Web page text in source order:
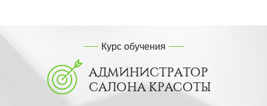
Курс обучения
АДМИНИСТРАТОР
САЛОНА КРАСОТЫ